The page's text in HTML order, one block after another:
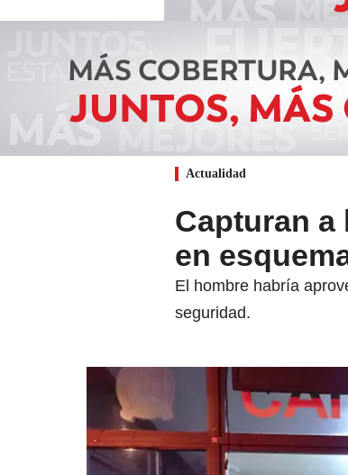
Actualidad
Capturan a
en
El hombre habría
seguridad.